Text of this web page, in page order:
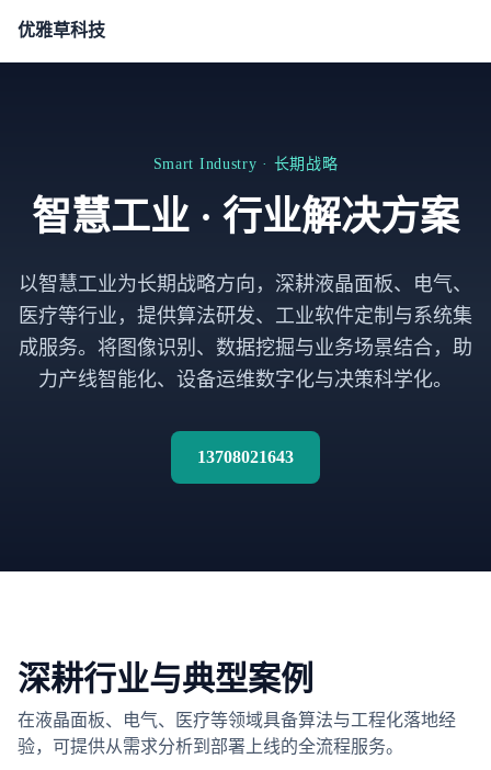
优雅草科技
Smart Industry · 长期战略
智慧工业 · 行业解决方案
以智慧工业为长期战略方向，深耕液晶面板、电气、
医疗等行业，提供算法研发、工业软件定制与系统集
成服务。将图像识别、数据挖掘与业务场景结合，助
力产线智能化、设备运维数字化与决策科学化。
13708021643
深耕行业与典型案例
在液晶面板、电气、医疗等领域具备算法与工程化落地经
验，可提供从需求分析到部署上线的全流程服务。